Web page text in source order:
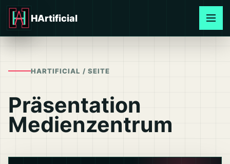
Direkt
Inhalt
HArtificial
HARTIFICIAL / SEITE
Präsentation
Medienzentrum